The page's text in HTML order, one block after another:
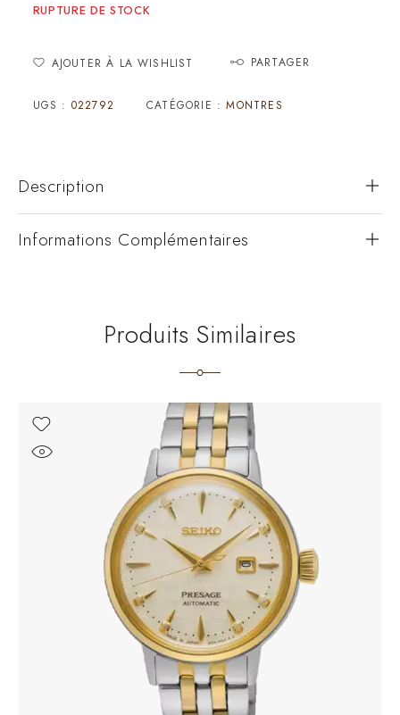
RUPTURE DE STOCK
AJOUTER À LA WISHLIST PARTAGER
UGS : 022792 CATÉGORIE :MONTRES
Description
Informations Complémentaires
Produits Similaires